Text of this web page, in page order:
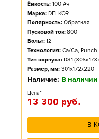
Ёмкость: 100 Ач
Марка: DELKOR
Полярность: Обратная
Пусковой ток: 800
Вольт: 12
Технология: Ca/Ca,
Тип корпуса: D31
Размер, мм: 301x172x220
Наличие: В наличии
Цена*
13 300 руб.
В